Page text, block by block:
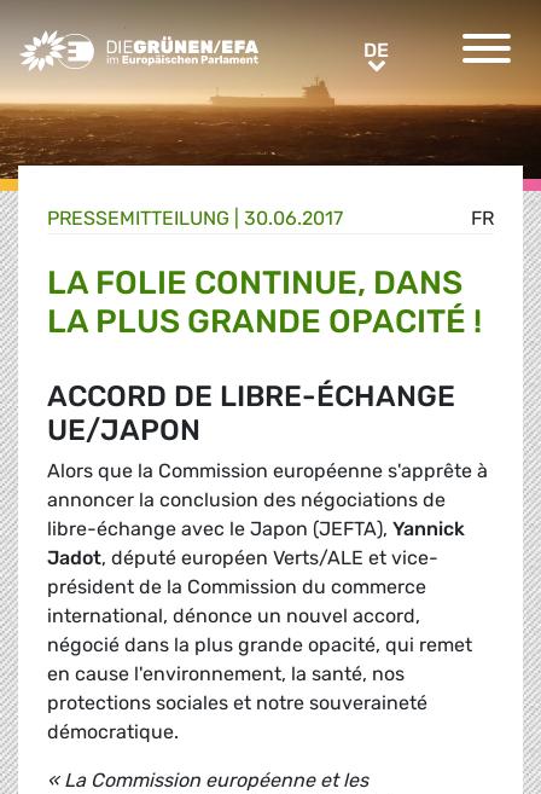
Greens/EFA Home DEDE
FR
PRESSE­MITTEILUNG 30.06.2017
LA FOLIE CONTINUE, DANS
LA PLUS GRANDE OPACITÉ !
ACCORD DE LIBRE-ÉCHANGE
UE/JAPON
Alors que la Commission européenne s'apprête à
annoncer la conclusion des négociations de
libre-échange avec le Japon (JEFTA), Yannick
Jadot, député européen Verts/ALE et vice-
président de la Commission du commerce
international, dénonce un nouvel accord,
négocié dans la plus grande opacité, qui remet
en cause l'environnement, la santé, nos
protections sociales et notre souveraineté
démocratique.
« La Commission européenne et les